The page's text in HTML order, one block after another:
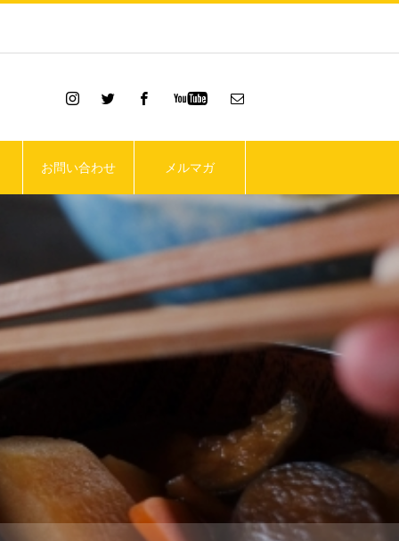
お問い合わせ メルマガ